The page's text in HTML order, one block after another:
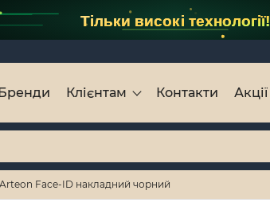
Тільки високі технології!
Клієнтам Контакти Акції
Face-ID накладний чорний